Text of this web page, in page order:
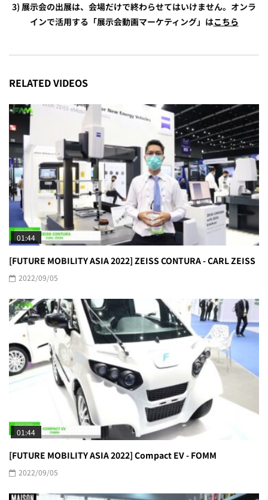
3) 展示会の出展は、会場だけで終わらせてはいけません。オンラ
インで活用する「展示会動画マーケティング」はこちら
RELATED VIDEOS
01:44
[FUTURE MOBILITY ASIA 2022] ZEISS CONTURA - CARL ZEISS
2022/09/05
01:44
[FUTURE MOBILITY ASIA 2022] Compact EV - FOMM
2022/09/05